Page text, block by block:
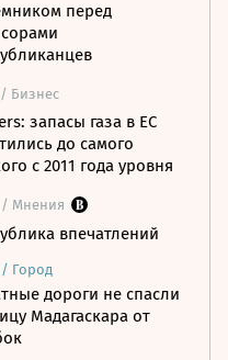
перед
/ Бизнес
запасы газа в ЕС
до самого
с 2011 года уровня
/ Мнения
впечатлений
/ Город
дороги не спасли
Мадагаскара от